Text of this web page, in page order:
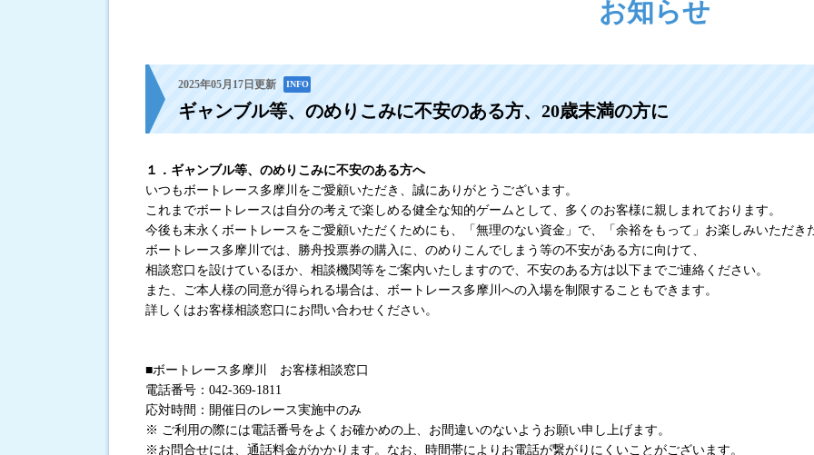
出走表・前日予想PDF
モーター抽選結果・前検タイムランキング
進入コース別選手成績
インタビュー・東京支部選手一覧
開催日程（BTS市原）お知らせ
2025年05月17日更新 INFO
ギャンブル等、のめりこみに不安のある方、20歳未満の方に
１．ギャンブル等、のめりこみに不安のある方へ
いつもボートレース多摩川をご愛顧いただき、誠にありがとうございます。
これまでボートレースは自分の考えで楽しめる健全な知的ゲームとして、多くのお客様に親しまれております。
今後も末永くボートレースをご愛顧いただくためにも、「無理のない資金」で、「余裕をもって」お楽しみいただき
ボートレース多摩川では、勝舟投票券の購入に、のめりこんでしまう等の不安がある方に向けて、
相談窓口を設けているほか、相談機関等をご案内いたしますので、不安のある方は以下までご連絡ください。
また、ご本人様の同意が得られる場合は、ボートレース多摩川への入場を制限することもできます。
詳しくはお客様相談窓口にお問い合わせください。
■ボートレース多摩川 お客様相談窓口
電話番号：042-369-1811
応対時間：開催日のレース実施中のみ
※ ご利用の際には電話番号をよくお確かめの上、お間違いのないようお願い申し上げます。
※お問合せには、通話料金がかかります。なお、時間帯によりお電話が繋がりにくいことがございます。